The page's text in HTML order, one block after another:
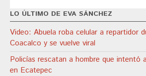
LO ÚLTIMO DE EVA SÁNCHEZ
Video: Abuela roba celular a repartidor
Coacalco y se vuelve viral
Policías rescatan a hombre que intentó
en Ecatepec